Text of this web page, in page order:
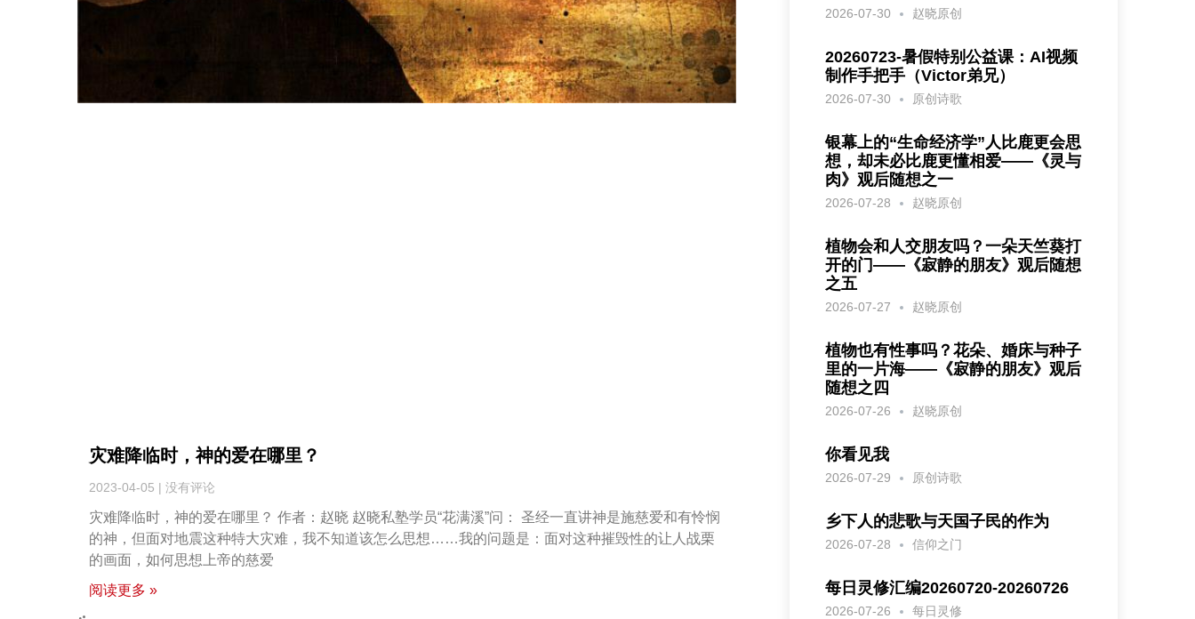
灾难降临时，神的爱在哪里？
2023-04-05 没有评论
灾难降临时，神的爱在哪里？ 作者：赵晓 赵晓私塾学员“花满溪”问： 圣经一直讲神是施慈爱和有怜悯
的神，但面对地震这种特大灾难，我不知道该怎么思想……我的问题是：面对这种摧毁性的让人战栗
的画面，如何思想上帝的慈爱
阅读更多 »
2026-07-30 赵晓原创
20260723-暑假特别公益课：AI视频
制作手把手（Victor弟兄）
2026-07-30 原创诗歌
银幕上的“生命经济学”人比鹿更会思
想，却未必比鹿更懂相爱——《灵与
肉》观后随想之一
2026-07-28 赵晓原创
植物会和人交朋友吗？一朵天竺葵打
开的门——《寂静的朋友》观后随想
之五
2026-07-27 赵晓原创
植物也有性事吗？花朵、婚床与种子
里的一片海——《寂静的朋友》观后
随想之四
2026-07-26 赵晓原创
你看见我
2026-07-29 原创诗歌
乡下人的悲歌与天国子民的作为
2026-07-28 信仰之门
每日灵修汇编20260720-20260726
2026-07-26 每日灵修